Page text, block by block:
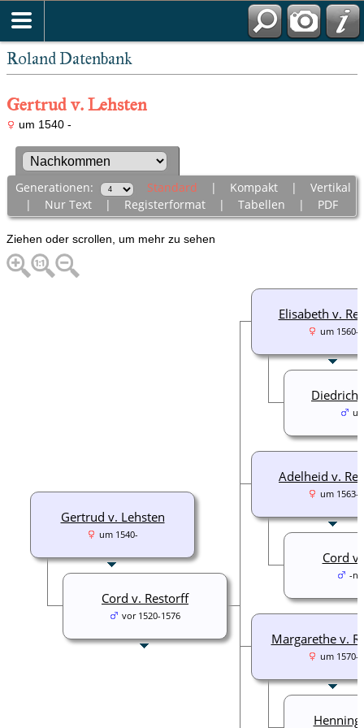
Roland Datenbank
Gertrud v. Lehsten
um 1540 -
Generationen: Standard | Kompakt| Vertikal
| Nur Text| Registerformat| Tabellen | PDF
Ziehen oder scrollen, um mehr zu sehen
Elisabeth v.
um 1560-
Diedrich
Adelheid v.
um 1563-
Cord
-
Margarethe v.
um 1570-
Henning
Gertrud v. Lehsten
um 1540-
Cord v. Restorff
vor 1520-1576